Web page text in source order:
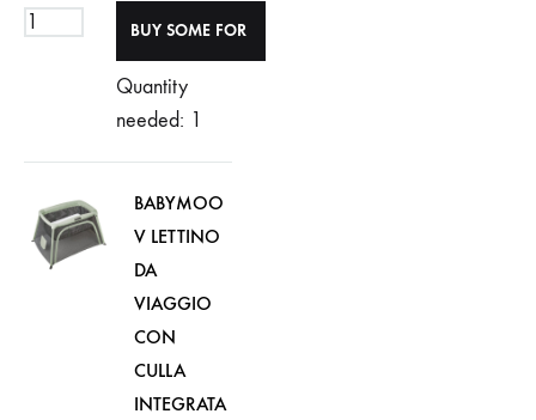
Quantity
needed: 1
BABYMOO
V LETTINO
DA
VIAGGIO
CON
CULLA
INTEGRATA